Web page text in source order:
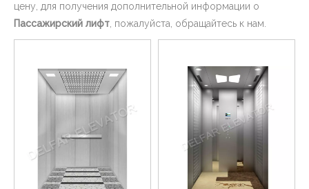
цену, для получения дополнительной информации о
Пассажирский лифт , пожалуйста, обращайтесь к нам.